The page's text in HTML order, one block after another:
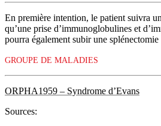
En première intention, le patient suivra
qu’une prise d’immunoglobulines et
pourra également subir une
GROUPE DE MALADIES
ORPHA1959 – Syndrome d’Evans
Sources: